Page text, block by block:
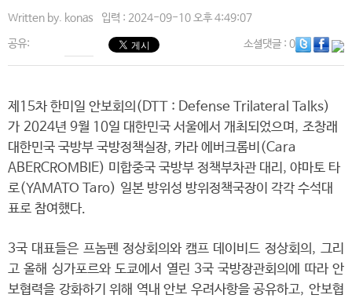
Written by. konas 입력 : 2024-09-10 오후 4:49:07
공유: 소셜댓글: 0
제15차 한미일 안보회의(DTT : Defense Trilateral Talks)
가 2024년 9월 10일 대한민국 서울에서 개최되었으며, 조창래
대한민국 국방부 국방정책실장, 카라 에버크롬비(Cara
ABERCROMBIE) 미합중국 국방부 정책부차관 대리, 야마토 타
로(YAMATO Taro) 일본 방위성 방위정책국장이 각각 수석대
표로 참여했다.
3국 대표들은 프놈펜 정상회의와 캠프 데이비드 정상회의, 그리
고 올해 싱가포르와 도쿄에서 열린 3국 국방장관회의에 따라 안
보협력을 강화하기 위해 역내 안보 우려사항을 공유하고, 안보협